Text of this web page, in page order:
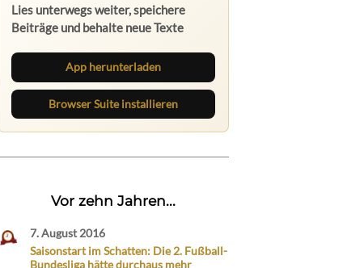
Lies unterwegs weiter, speichere
Beiträge und behalte neue Texte
App herunterladen
Browser Suite installieren
Vor zehn Jahren...
7. August 2016
Saisonstart im Schatten: Die 2. Fußball-
Bundesliga hätte durchaus mehr